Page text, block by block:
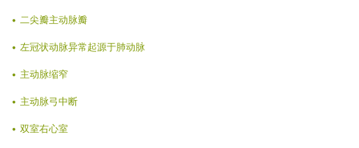
二尖瓣主动脉瓣
左冠状动脉异常起源于肺动脉
主动脉缩窄
主动脉弓中断
双室右心室